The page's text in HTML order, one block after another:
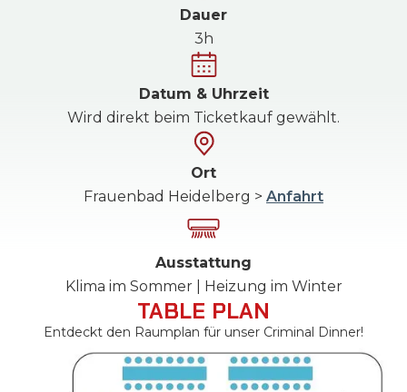
Dauer
3h
Datum & Uhrzeit
Wird direkt beim Ticketkauf gewählt.
Ort
Frauenbad Heidelberg > Anfahrt
Ausstattung
Klima im Sommer | Heizung im Winter
TABLE PLAN
Entdeckt den Raumplan für unser Criminal Dinner!